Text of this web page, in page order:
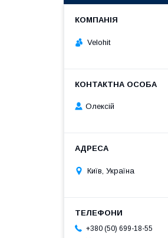
Velohit
Олексій
Київ, Україна
+380 (50) 699-18-55